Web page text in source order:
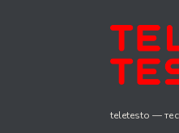
teletesto —